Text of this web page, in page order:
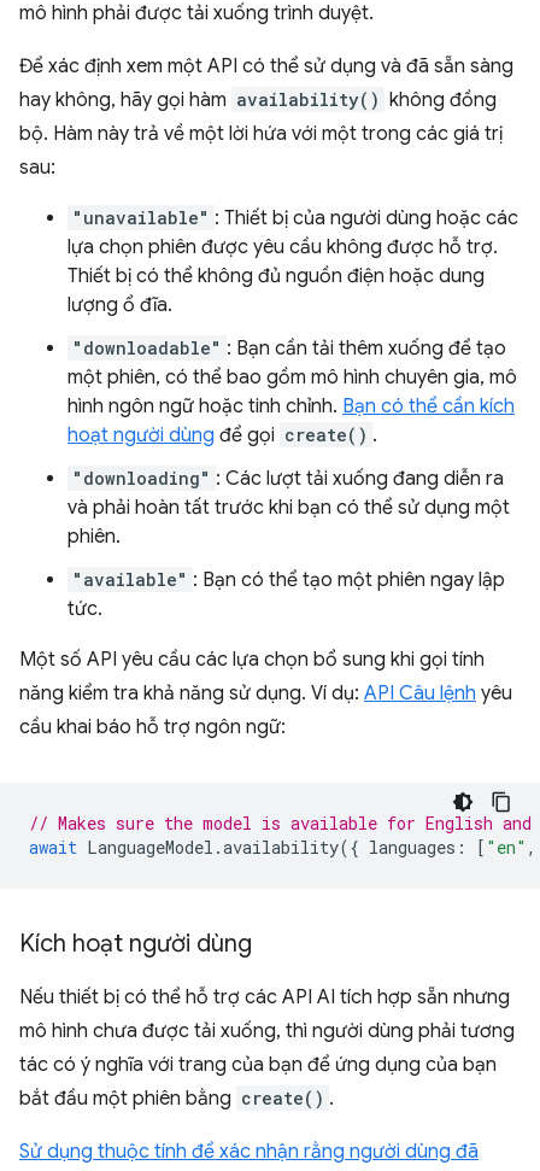
mô hình phải được tải xuống trình duyệt.
Để xác định xem một API có thể sử dụng và đã sẵn sàng
hay không, hãy gọi hàm availability() không đồng
bộ. Hàm này trả về một lời hứa với một trong các giá trị
sau:
"unavailable" : Thiết bị của người dùng hoặc các
lựa chọn phiên được yêu cầu không được hỗ trợ.
Thiết bị có thể không đủ nguồn điện hoặc dung
lượng ổ đĩa.
"downloadable" : Bạn cần tải thêm xuống để tạo
một phiên, có thể bao gồm mô hình chuyên gia, mô
hình ngôn ngữ hoặc tinh chỉnh. Bạn có thể cần kích
hoạt người dùng để gọi create() .
"downloading" : Các lượt tải xuống đang diễn ra
và phải hoàn tất trước khi bạn có thể sử dụng một
phiên.
"available" : Bạn có thể tạo một phiên ngay lập
tức.
Một số API yêu cầu các lựa chọn bổ sung khi gọi tính
năng kiểm tra khả năng sử dụng. Ví dụ: API Câu lệnh yêu
cầu khai báo hỗ trợ ngôn ngữ:
// Makes sure the model is available for English and
await LanguageModel .availability({ languages : [ "en" ,
Kích hoạt người dùng
Nếu thiết bị có thể hỗ trợ các API AI tích hợp sẵn nhưng
mô hình chưa được tải xuống, thì người dùng phải tương
tác có ý nghĩa với trang của bạn để ứng dụng của bạn
bắt đầu một phiên bằng create() .
Sử dụng thuộc tính để xác nhận rằng người dùng đã